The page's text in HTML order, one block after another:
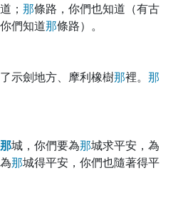
； 那條路，你們也知道（有古
們知道那條路）。
示劍地方、摩利橡樹那裡。 那
那城，你們要為那城求平安，為
那城得平安，你們也隨著得平